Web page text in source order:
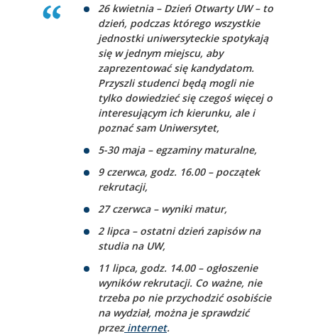
26 kwietnia – Dzień Otwarty UW – to
dzień, podczas którego wszystkie
jednostki uniwersyteckie spotykają
się w jednym miejscu, aby
zaprezentować się kandydatom.
Przyszli studenci będą mogli nie
tylko dowiedzieć się czegoś więcej o
interesującym ich kierunku, ale i
poznać sam Uniwersytet,
5-30 maja – egzaminy maturalne,
9 czerwca, godz. 16.00 – początek
rekrutacji,
27 czerwca – wyniki matur,
2 lipca – ostatni dzień zapisów na
studia na UW,
11 lipca, godz. 14.00 – ogłoszenie
wyników rekrutacji. Co ważne, nie
trzeba po nie przychodzić osobiście
na wydział, można je sprawdzić
przezinternet.